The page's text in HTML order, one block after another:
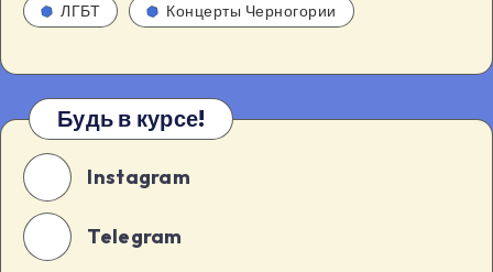
ЛГБТ Концерты Черногории
Будь в курсе!
Instagram
Telegram